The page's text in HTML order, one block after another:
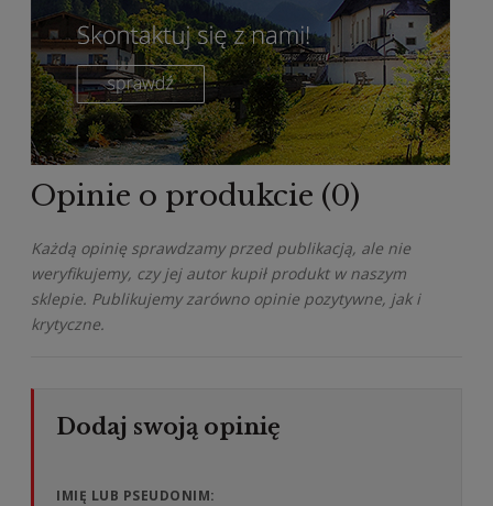
Opinie o produkcie (0)
Każdą opinię sprawdzamy przed publikacją, ale nie
weryfikujemy, czy jej autor kupił produkt w naszym
sklepie. Publikujemy zarówno opinie pozytywne, jak i
krytyczne.
IMIĘ LUB PSEUDONIM: